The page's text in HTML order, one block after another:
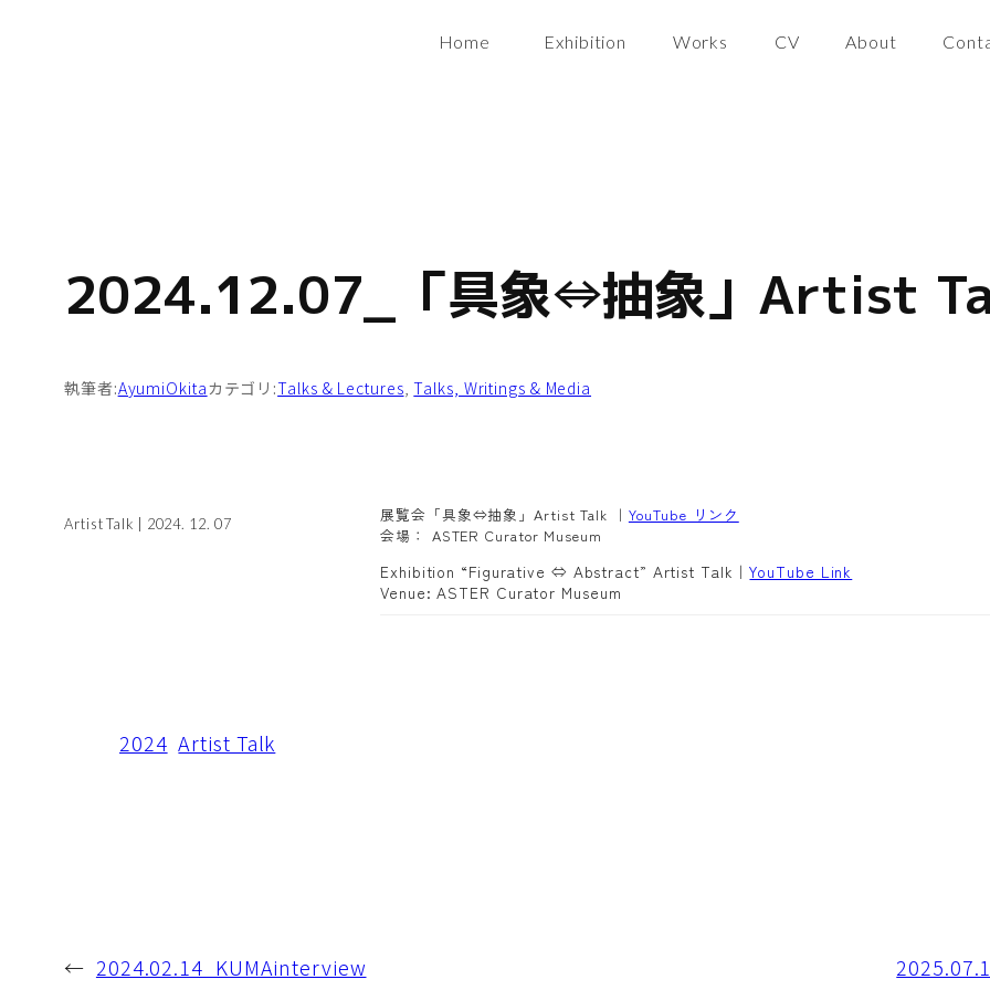
Home Exhibition Works CV About
2024.12.07_「具象⇔抽象」Artist
執筆者:AyumiOkitaカテゴリ:Talks & Lectures, Talks, Writings & Media
Artist Talk | 2024. 12. 07 展覧会「具象⇔抽象」Artist Talk ｜ YouTube リンク
会場： ASTER Curator Museum
Exhibition “Figurative ⇔ Abstract” Artist Talk｜YouTube Link
Venue: ASTER Curator Museum
2024 Artist Talk
← 2024.02.14_KUMAinterview